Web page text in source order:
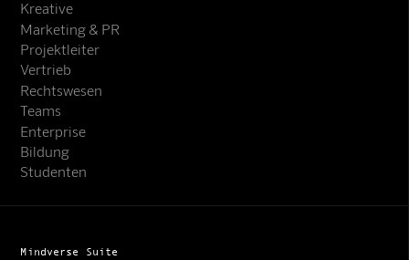
Kreative
Marketing & PR
Projektleiter
Vertrieb
Rechtswesen
Teams
Enterprise
Bildung
Studenten
Mindverse Suite